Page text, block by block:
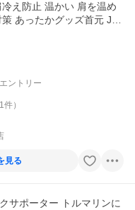
え防止 温かい 肩を温め
あったかグッズ首元 JM-
ントリー
件）
見る
サポーター トルマリンに